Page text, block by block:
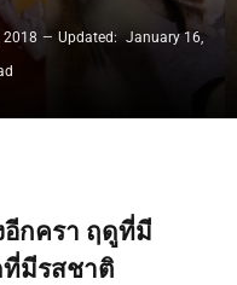
2018 Updated: January 16,
อีกครา ฤดูที่มี
มีรสชาติ